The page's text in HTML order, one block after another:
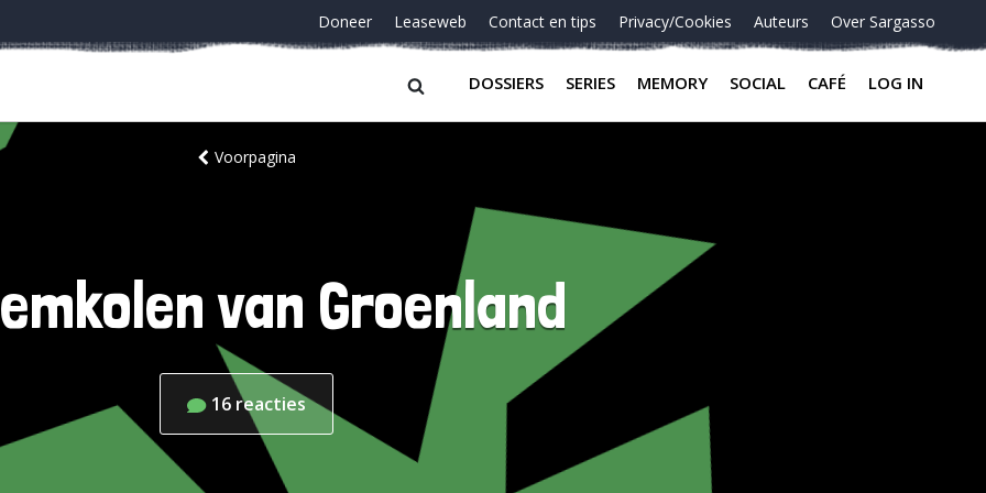
Doneer Leaseweb Contact en tips Privacy/Cookies Auteurs Over Sargasso
DOSSIERS SERIES MEMORY SOCIAL CAFÉ LOG IN
Voorpagina
van Groenland
16 reacties